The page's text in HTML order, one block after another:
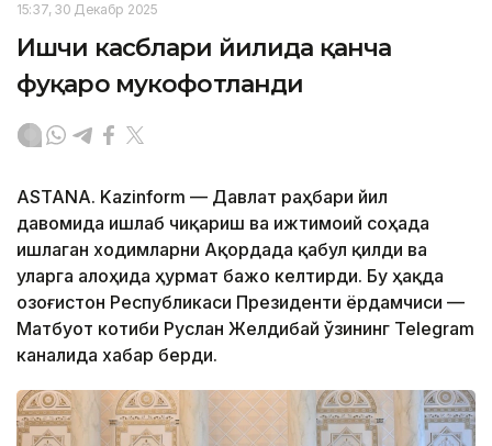
15:37, 30 Декабр 2025
Ишчи касблари йилида қанча
фуқаро мукофотланди
ASTANA. Kazinform — Давлат раҳбари йил
давомида ишлаб чиқариш ва ижтимоий соҳада
ишлаган ходимларни Ақордада қабул қилди ва
уларга алоҳида ҳурмат бажо келтирди. Бу ҳақда
Қозоғистон Республикаси Президенти ёрдамчиси —
Матбуот котиби Руслан Желдибай ўзининг Telegram
каналида хабар берди.